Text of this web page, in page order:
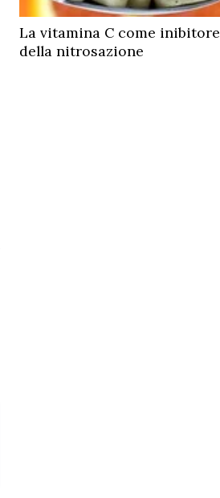
La vitamina C come inibitore
della nitrosazione